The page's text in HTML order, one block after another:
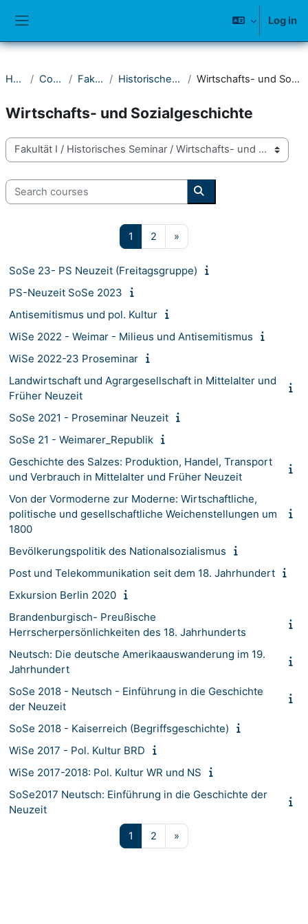
Log in
Home Courses Fakultät I Historisches Seminar Wirtschafts- und Sozialgeschichte
Wirtschafts- und Sozialgeschichte
Course categories
Search courses
Search courses
1 Page 1
2 Page 2
»
SoSe 23- PS Neuzeit (Freitagsgruppe)
PS-Neuzeit SoSe 2023
Antisemitismus und pol. Kultur
WiSe 2022 - Weimar - Milieus und Antisemitismus
WiSe 2022-23 Proseminar
Landwirtschaft und Agrargesellschaft in Mittelalter und
Früher Neuzeit
SoSe 2021 - Proseminar Neuzeit
SoSe 21 - Weimarer_Republik
Geschichte des Salzes: Produktion, Handel, Transport
und Verbrauch in Mittelalter und Früher Neuzeit
Von der Vormoderne zur Moderne: Wirtschaftliche,
politische und gesellschaftliche Weichenstellungen um
1800
Bevölkerungspolitik des Nationalsozialismus
Post und Telekommunikation seit dem 18. Jahrhundert
Exkursion Berlin 2020
Brandenburgisch- Preußische
Herrscherpersönlichkeiten des 18. Jahrhunderts
Neutsch: Die deutsche Amerikaauswanderung im 19.
Jahrhundert
SoSe 2018 - Neutsch - Einführung in die Geschichte
der Neuzeit
SoSe 2018 - Kaiserreich (Begriffsgeschichte)
WiSe 2017 - Pol. Kultur BRD
WiSe 2017-2018: Pol. Kultur WR und NS
SoSe2017 Neutsch: Einführung in die Geschichte der
Neuzeit
1 Page 1
2 Page 2
»